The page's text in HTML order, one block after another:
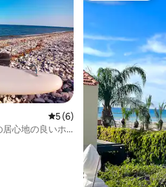
評価
レビュー6件、5つ星中5つ星
5 (6)
居心地の良いホ